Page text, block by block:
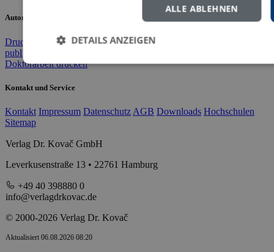
Autorinnen und Autoren
Druckkostenzuschuss Doktorarbeit verlegen
publizieren
Doktorarbeit drucken
Kontakt und Service
Kontakt Impressum Datenschutz AGB Downloads Hochschulen
Sitemap
Verlag Dr. Kovač GmbH
Leverkusenstraße 13 • 22761 Hamburg
+49 40 398880 0
info@verlagdrkovac.de
© 2000-2026 Verlag Dr. Kovač
Aktualisiert 06.08.2026 08:20
ALLE ABLEHNEN
DETAILS ANZEIGEN